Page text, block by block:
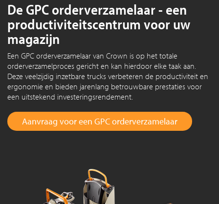
De GPC orderverzamelaar - een
productiviteitscentrum voor uw
magazijn
Een GPC orderverzamelaar van Crown is op het totale
orderverzamelproces gericht en kan hierdoor elke taak aan.
Deze veelzijdig inzetbare trucks verbeteren de productiviteit en
ergonomie en bieden jarenlang betrouwbare prestaties voor
een uitstekend investeringsrendement.
Aanvraag voor een GPC orderverzamelaar